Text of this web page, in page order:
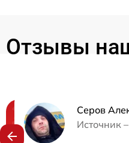
Отзывы
Серов
Источник –
Нужна